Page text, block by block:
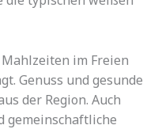
im Freien
Genuss und gesunde
der Region. Auch
gemeinschaftliche